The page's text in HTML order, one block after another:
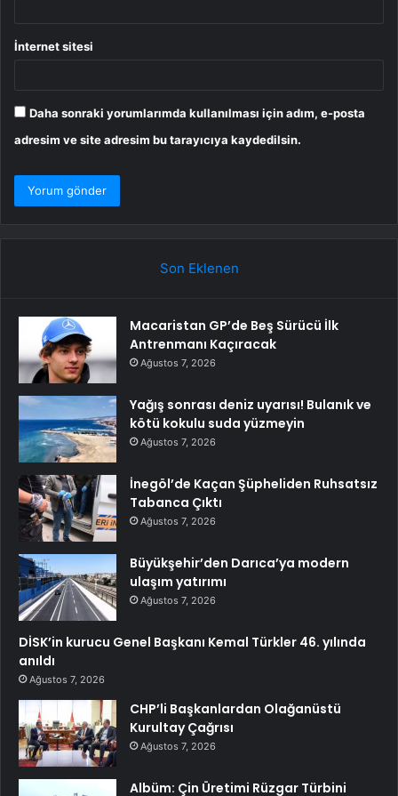
İnternet sitesi
Daha sonraki yorumlarımda kullanılması için adım, e-posta
adresim ve site adresim bu tarayıcıya kaydedilsin.
Son Eklenen
Macaristan GP’de Beş Sürücü İlk
Antrenmanı Kaçıracak
Ağustos 7, 2026
Yağış sonrası deniz uyarısı! Bulanık ve
kötü kokulu suda yüzmeyin
Ağustos 7, 2026
İnegöl’de Kaçan Şüpheliden Ruhsatsız
Tabanca Çıktı
Ağustos 7, 2026
Büyükşehir’den Darıca’ya modern
ulaşım yatırımı
Ağustos 7, 2026
DİSK’in kurucu Genel Başkanı Kemal Türkler 46. yılında
anıldı
Ağustos 7, 2026
CHP’li Başkanlardan Olağanüstü
Kurultay Çağrısı
Ağustos 7, 2026
Albüm: Çin Üretimi Rüzgar Türbini